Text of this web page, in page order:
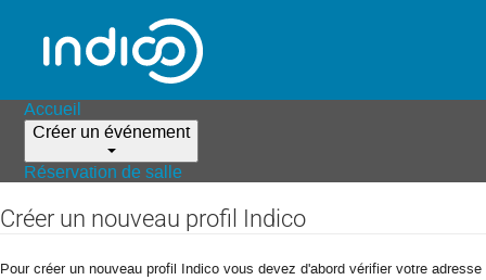
Accueil
Créer un événement
Réservation de salle
Créer un nouveau profil Indico
Pour créer un nouveau profil Indico vous devez d'abord vérifier votre